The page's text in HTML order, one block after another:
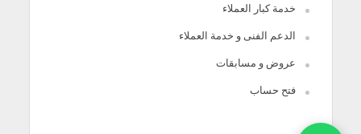
خدمة كبار العملاء
الدعم الفنى و خدمة العملاء
عروض و مسابقات
فتح حساب